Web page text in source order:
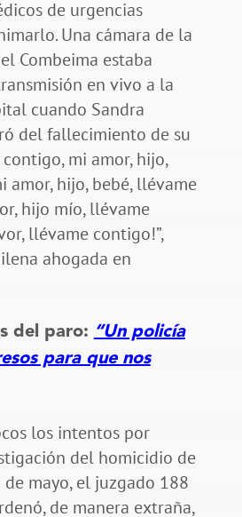
de urgencias
Una cámara de la
Combeima estaba
en vivo a la
cuando Sandra
del fallecimiento de su
contigo, mi amor, hijo,
amor, hijo, bebé, llévame
hijo mío, llévame
llévame contigo!”,
ahogada en
del paro: “Un policía
para que nos
los intentos por
del homicidio de
mayo, el juzgado 188
de manera extraña,